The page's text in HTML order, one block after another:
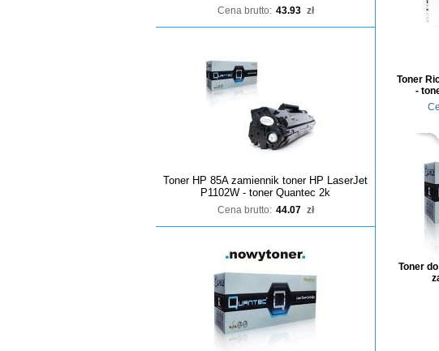
Cena brutto: 43.93 zł
Toner HP 85A zamiennik toner HP LaserJet
P1102W - toner Quantec 2k
Cena brutto: 44.07 zł
Toner
-
Toner